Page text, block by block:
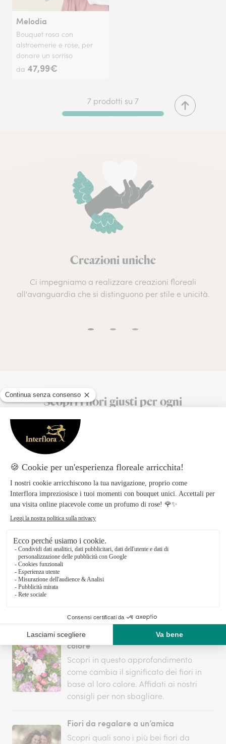
Melodia
Bouquet rosa con
alstroemerie e rose, per
donare un sorriso
da 47,99€
7 prodotti su 7
Creazioni uniche
Ci impegniamo a realizzare creazioni floreali
all'avanguardia che si distinguono per stile e unicità.
Scopri i fiori giusti per ogni
I migliori fiori per ogni destinatario: come scegliere il
Il linguaggio dei Fiori
Scopri qual'è il significato di ogni fiore e
arricchisci il tuo gesto con un valore
simbolico grazie al linguaggio dei fiori
Regalare fiori: frasi da scrivere nel
biglietto
Qual è il significato dei fiori in base al
colore
Scopri in questo approfondimento
come cambia il significato dei fiori in
base al loro colore. Affidati ai nostri
consigli per non sbagliare.
Fiori da regalare a un’amica
Scopri quali sono i più bei fiori da